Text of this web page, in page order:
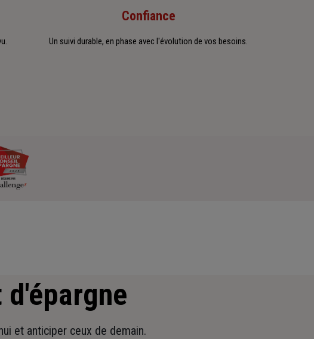
Confiance
Un suivi durable, en phase avec l'évolution de vos besoins.
d'épargne
et anticiper ceux de demain.